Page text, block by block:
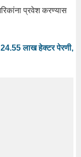
प्रवेश करण्यास
24.55 लाख हेक्टर पेरणी,